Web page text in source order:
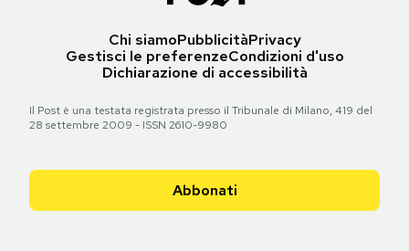
Chi siamoPubblicitàPrivacy
Gestisci le preferenzeCondizioni d'uso
Dichiarazione di accessibilità
Il Post è una testata registrata presso il Tribunale di Milano, 419 del
28 settembre 2009 - ISSN 2610-9980
Abbonati